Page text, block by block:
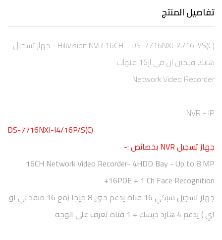
تفاصيل المنتج
Hikvision NVR 16CH DS-7716NXI-I4/16P/S(C) - جهاز تسجيل
هايك فيجين ان في ار16 قنوات
Network Video Recorder
NVR - IP
DS-7716NXI-I4/16P/S(C)
جهاز تسجيلNVR بخصائص :-
16CH Network Video Recorder- 4HDD Bay - Up to 8 MP
+16POE + 1 Ch Face Recognition
جهاز تسجيل شبكي 16 قناة يدعم حتى 8 ميجا (مع 16 منفذ بي او
اي ) يدعم 4 هارد ديسك + 1 قناة تعرف على الوجه